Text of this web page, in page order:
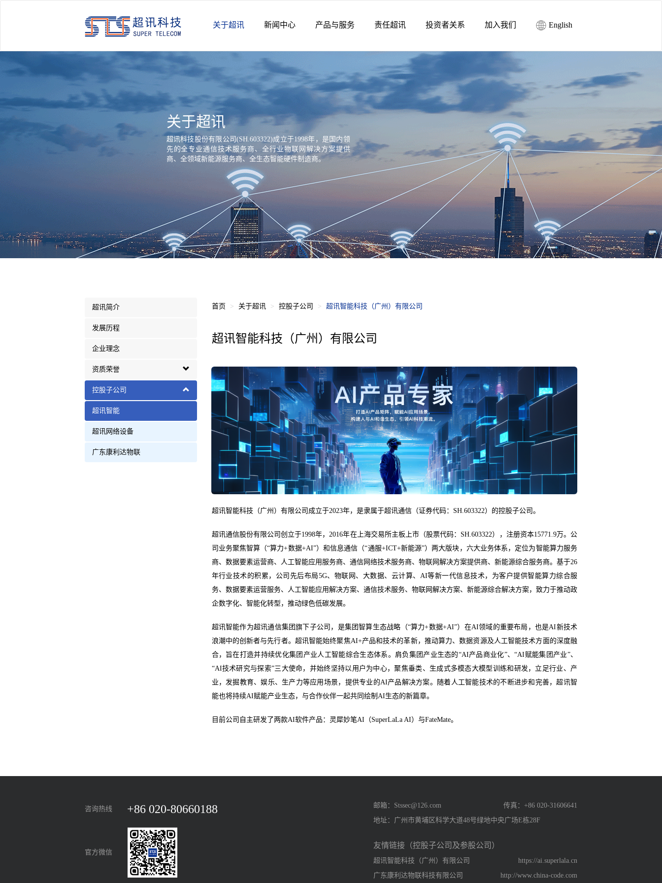
关于超讯 新闻中心 产品与服务 责任超讯 投资者关系 加入我们 English
关于超讯
超讯科技股份有限公司(SH.603322)成立于1998年，是国内领
先的全专业通信技术服务商、全行业物联网解决方案提供
商、全领域新能源服务商、全生态智能硬件制造商。
超讯简介
发展历程
企业理念
资质荣誉
控股子公司
超讯智能
超讯网络设备
广东康利达物联
首页 关于超讯 控股子公司 超讯智能科技（广州）有限公司
超讯智能科技（广州）有限公司
超讯智能科技（广州）有限公司成立于2023年，是隶属于超讯通信（证券代码：SH.603322）的控股子公司。
超讯通信股份有限公司创立于1998年，2016年在上海交易所主板上市（股票代码：SH.603322），注册资本15771.9万。公
司业务聚焦智算（“算力+数据+AI”）和信息通信（“通服+ICT+新能源”）两大版块，六大业务体系，定位为智能算力服务
商、数据要素运营商、人工智能应用服务商、通信网络技术服务商、物联网解决方案提供商、新能源综合服务商。基于26
年行业技术的积累，公司先后布局5G、物联网、大数据、云计算、AI等新一代信息技术，为客户提供智能算力综合服
务、数据要素运营服务、人工智能应用解决方案、通信技术服务、物联网解决方案、新能源综合解决方案，致力于推动政
企数字化、智能化转型，推动绿色低碳发展。
超讯智能作为超讯通信集团旗下子公司，是集团智算生态战略（“算力+数据+AI”）在AI领域的重要布局，也是AI新技术
浪潮中的创新者与先行者。超讯智能始终聚焦AI+产品和技术的革新，推动算力、数据资源及人工智能技术方面的深度融
合，旨在打造并持续优化集团产业人工智能综合生态体系。肩负集团产业生态的“AI产品商业化”、“AI赋能集团产业”、
“AI技术研究与探索”三大使命，并始终坚持以用户为中心，聚焦垂类、生成式多模态大模型训练和研发，立足行业、产
业，发掘教育、娱乐、生产力等应用场景，提供专业的AI产品解决方案。随着人工智能技术的不断进步和完善，超讯智
能也将持续AI赋能产业生态，与合作伙伴一起共同绘制AI生态的新篇章。
目前公司自主研发了两款AI软件产品：灵犀妙笔AI（SuperLaLa AI）与FateMate。
咨询热线 +86 020-80660188
官方微信
邮箱：Stssec@126.com
传真：+86 020-31606641
地址：广州市黄埔区科学大道48号绿地中央广场E栋28F
友情链接（控股子公司及参股公司）
超讯智能科技（广州）有限公司
https://ai.superlala.cn
广东康利达物联科技有限公司
http://www.china-code.com